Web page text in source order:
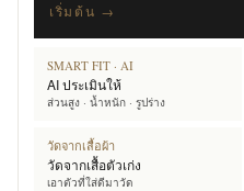
เริ่มต้น →
SMART FIT · AI
AI ประเมินให้
ส่วนสูง · น้ำหนัก · รูปร่าง
วัดจากเสื้อผ้า
วัดจากเสื้อตัวเก่ง
เอาตัวที่ใส่ดีมาวัด